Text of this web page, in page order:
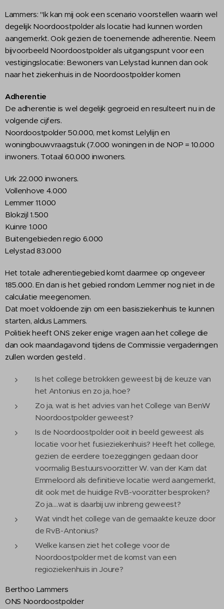
Lammers: "Ik kan mij ook een scenario voorstellen waarin wel
degelijk Noordoostpolder als locatie had kunnen worden
aangemerkt. Ook gezien de toenemende adherentie. Neem
bijvoorbeeld Noordoostpolder als uitgangspunt voor een
vestigingslocatie: Bewoners van Lelystad kunnen dan ook
naar het ziekenhuis in de Noordoostpolder komen
Adherentie
De adherentie is wel degelijk gegroeid en resulteert nu in de
volgende cijfers.
Noordoostpolder 50.000, met komst Lelylijn en
woningbouwvraagstuk (7.000 woningen in de NOP = 10.000
inwoners. Totaal 60.000 inwoners.
Urk 22.000 inwoners.
Vollenhove 4.000
Lemmer 11.000
Blokzijl 1.500
Kuinre 1.000
Buitengebieden regio 6.000
Lelystad 83.000
Het totale adherentiegebied komt daarmee op ongeveer
185.000. En dan is het gebied rondom Lemmer nog niet in de
calculatie meegenomen.
Dat moet voldoende zijn om een basisziekenhuis te kunnen
starten, aldus Lammers.
Politiek heeft ONS zeker enige vragen aan het college die
dan ook maandagavond tijdens de Commissie vergaderingen
zullen worden gesteld .
Is het college betrokken geweest bij de keuze van
het Antonius en zo ja, hoe?
Zo ja, wat is het advies van het College van BenW
Noordoostpolder geweest?
Is de Noordoostpolder ooit in beeld geweest als
locatie voor het fusieziekenhuis? Heeft het college,
gezien de eerdere toezeggingen gedaan door
voormalig Bestuursvoorzitter W. van der Kam dat
Emmeloord als definitieve locatie werd aangemerkt,
dit ook met de huidige RvB-voorzitter besproken?
Zo ja….wat is daarbij uw inbreng geweest?
Wat vindt het college van de gemaakte keuze door
de RvB-Antonius?
Welke kansen ziet het college voor de
Noordoostpolder met de komst van een
regioziekenhuis in Joure?
Berthoo Lammers
ONS Noordoostpolder